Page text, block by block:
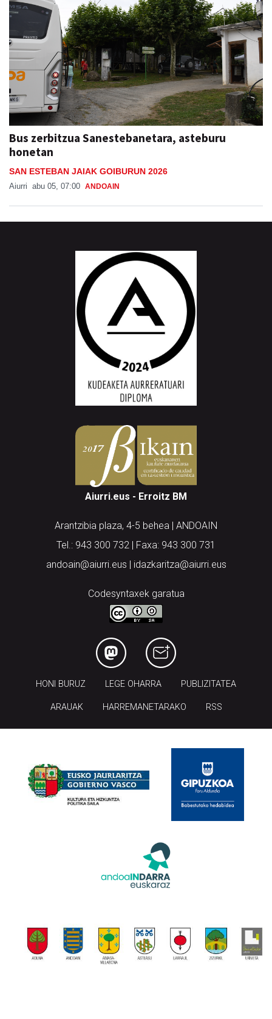
Bus zerbitzua Sanestebanetara, asteburu
honetan
SAN ESTEBAN JAIAK GOIBURUN 2026
Aiurri abu 05, 07:00 ANDOAIN
Aiurri.eus - Erroitz BM
Arantzibia plaza, 4-5 behea | ANDOAIN
Tel.: 943 300 732 | Faxa: 943 300 731
andoain@aiurri.eus | idazkaritza@aiurri.eus
Codesyntaxek garatua
HONI BURUZ LEGE OHARRA PUBLIZITATEA
ARAUAK HARREMANETARAKO RSS